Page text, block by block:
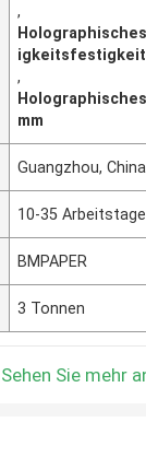
,
igkeitsfestigkeit
,
mm
Guangzhou, China
10-35 Arbeitstage
BMPAPER
3 Tonnen
Sehen Sie mehr